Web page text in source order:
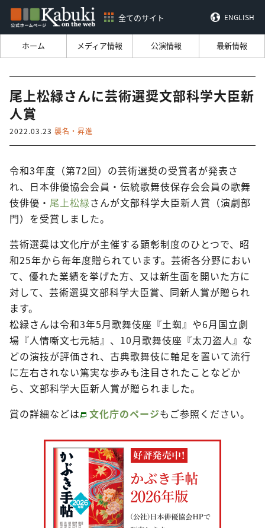
全てのサイト ENGLISH
ホーム メディア情報 公演情報 最新情報
尾上松緑さんに芸術選奨文部科学大臣新
人賞
2022.03.23 襲名・昇進
令和3年度（第72回）の芸術選奨の受賞者が発表さ
れ、日本俳優協会会員・伝統歌舞伎保存会会員の歌舞
伎俳優・ 尾上松緑さんが文部科学大臣新人賞（演劇部
門）を受賞しました。
芸術選奨は文化庁が主催する顕彰制度のひとつで、昭
和25年から毎年度贈られています。芸術各分野におい
て、優れた業績を挙げた方、又は新生面を開いた方に
対して、芸術選奨文部科学大臣賞、同新人賞が贈られ
ます。
松緑さんは令和3年5月歌舞伎座『土蜘』や6月国立劇
場『人情噺文七元結』、10月歌舞伎座『太刀盗人』な
どの演技が評価され、古典歌舞伎に軸足を置いて流行
に左右されない篤実な歩みも注目されたことなどか
ら、文部科学大臣新人賞が贈られました。
賞の詳細などは
文化庁のページもご参照ください。